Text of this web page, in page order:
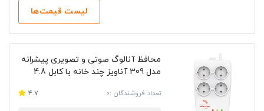
لیست قیمت‌ها
محافظ آنالوگ صوتی و تصویری پیشرانه
مدل 309 آناویز چند خانه با کابل 4.8
تعداد فروشندگان :0 4.7